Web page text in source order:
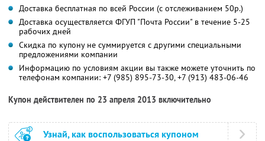
Доставка бесплатная по всей России (с отслеживанием 50р.)
Доставка осуществляется ФГУП "Почта России" в течение 5-25
рабочих дней
Скидка по купону не суммируется с другими специальными
предложениями компании
Информацию по условиям акции вы также можете уточнить по
телефонам компании: +7 (985) 895-73-30, +7 (913) 483-06-46
Купон действителен по 23 апреля 2013 включительно
Узнай, как воспользоваться купоном